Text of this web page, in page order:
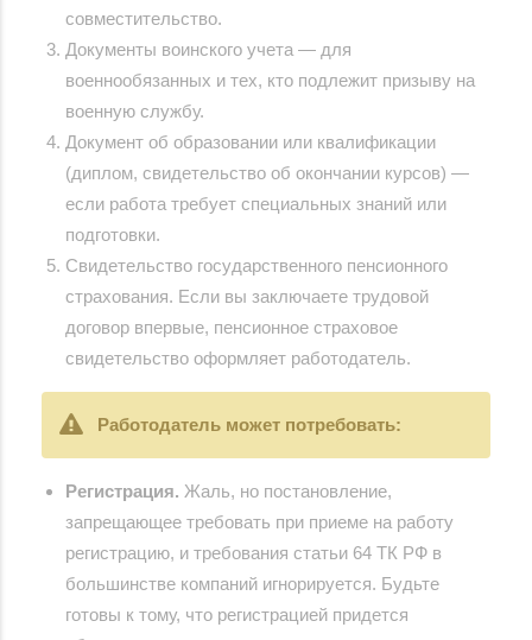
совместительство.
Документы воинского учета — для
военнообязанных и тех, кто подлежит призыву на
военную службу.
Документ об образовании или квалификации
(диплом, свидетельство об окончании курсов) —
если работа требует специальных знаний или
подготовки.
Свидетельство государственного пенсионного
страхования. Если вы заключаете трудовой
договор впервые, пенсионное страховое
свидетельство оформляет работодатель.
Работодатель может потребовать:
Регистрация. Жаль, но постановление,
запрещающее требовать при приеме на работу
регистрацию, и требования статьи 64 ТК РФ в
большинстве компаний игнорируется. Будьте
готовы к тому, что регистрацией придется